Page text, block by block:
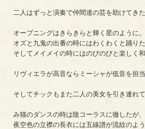
二人はずっと演奏で仲間達の芸を助けてきた
オープニングはきらきらと輝く星のように。
オズと九鬼の出番の時にはわくわくと踊りた
そしてメイメイの時にはのびのびと楽しく和
リヴィエラが高音ならミーシャが低音を担当
そしてチックもまた二人の美女を引き連れて
み猫のダンスの時は陰コーラスに徹したが、
夜空色の立襟の長衣には五線譜が流紋のよ